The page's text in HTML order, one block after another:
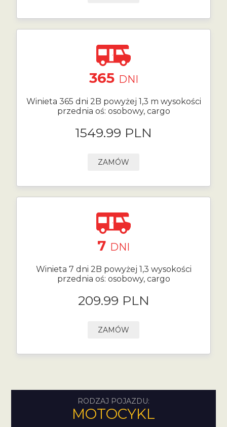
365 DNI
Winieta 365 dni 2B powyżej 1,3 m wysokości
przednia oś: osobowy, cargo
1549.99 PLN
ZAMÓW
7 DNI
Winieta 7 dni 2B powyżej 1,3 wysokości
przednia oś: osobowy, cargo
209.99 PLN
ZAMÓW
RODZAJ POJAZDU:
MOTOCYKL